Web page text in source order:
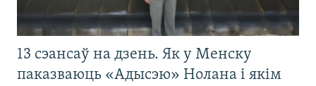
13 сэансаў на дзень. Як у Менску
паказваюць «Адысэю» Нолана і якім